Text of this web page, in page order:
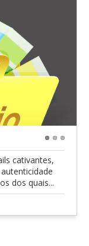
cativantes,
dos quais...